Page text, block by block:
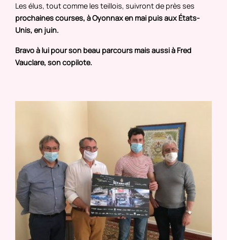
Les élus, tout comme les teillois, suivront de près ses
prochaines courses, à Oyonnax en mai puis aux États-
Unis, en juin.
Bravo à lui pour son beau parcours mais aussi à Fred
Vauclare, son copilote.